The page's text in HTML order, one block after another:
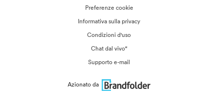
Preferenze cookie
Informativa sulla privacy
Condizioni d'uso
Chat dal vivo“
Supporto e-mail
Azionato da